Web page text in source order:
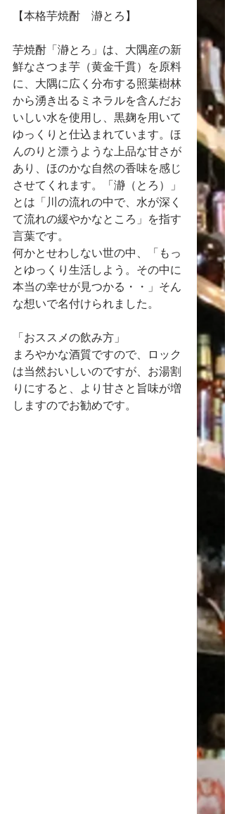
【本格芋焼酎　瀞とろ】
芋焼酎「瀞とろ」は、大隅産の新
鮮なさつま芋（黄金千貫）を原料
に、大隅に広く分布する照葉樹林
から湧き出るミネラルを含んだお
いしい水を使用し、黒麹を用いて
ゆっくりと仕込まれています。ほ
んのりと漂うような上品な甘さが
あり、ほのかな自然の香味を感じ
させてくれます。「瀞（とろ）」
とは「川の流れの中で、水が深く
て流れの緩やかなところ」を指す
言葉です。
何かとせわしない世の中、「もっ
とゆっくり生活しよう。その中に
本当の幸せが見つかる・・」そん
な想いで名付けられました。
「おススメの飲み方」
まろやかな酒質ですので、ロック
は当然おいしいのですが、お湯割
りにすると、より甘さと旨味が増
しますのでお勧めです。